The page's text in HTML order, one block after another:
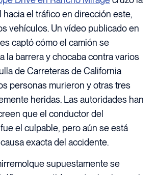
hacia el tráfico en dirección este,
vehículos. Un vídeo publicado en
captó cómo el camión se
la barrera y chocaba contra varios
de Carreteras de California
personas murieron y otras tres
heridas. Las autoridades han
que el conductor del
el culpable, pero aún se está
exacta del accidente.
supuestamente se